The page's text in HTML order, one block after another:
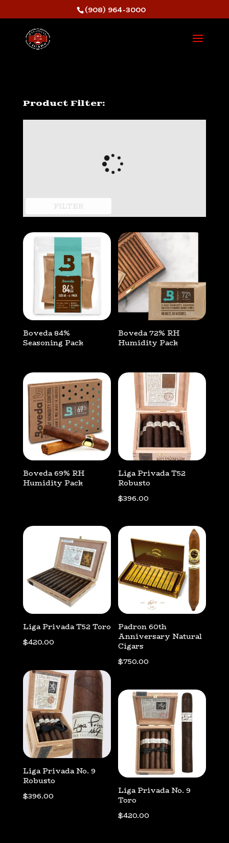
(908) 964-3000
Product Filter:
Boveda 84%
Seasoning Pack
Boveda 72% RH
Humidity Pack
Boveda 69% RH
Humidity Pack
Liga Privada T52
Robusto
$396.00
Liga Privada T52 Toro
$420.00
Padron 60th
Anniversary Natural
Cigars
$750.00
Liga Privada No. 9
Robusto
$396.00
Liga Privada No. 9
Toro
$420.00